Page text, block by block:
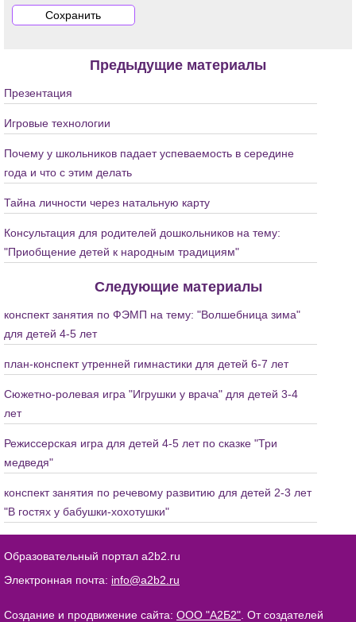
Предыдущие материалы
Презентация
Игровые технологии
Почему у школьников падает успеваемость в середине
года и что с этим делать
Тайна личности через натальную карту
Консультация для родителей дошкольников на тему:
"Приобщение детей к народным традициям"
Следующие материалы
конспект занятия по ФЭМП на тему: "Волшебница зима"
для детей 4-5 лет
план-конспект утренней гимнастики для детей 6-7 лет
Сюжетно-ролевая игра "Игрушки у врача" для детей 3-4
лет
Режиссерская игра для детей 4-5 лет по сказке "Три
медведя"
конспект занятия по речевому развитию для детей 2-3 лет
"В гостях у бабушки-хохотушки"
Образовательный портал a2b2.ru
Электронная почта: info@a2b2.ru
Создание и продвижение сайта: ООО "А2Б2" . От создателей